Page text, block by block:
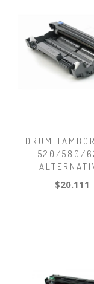
DRUM
520/580/
$20.111